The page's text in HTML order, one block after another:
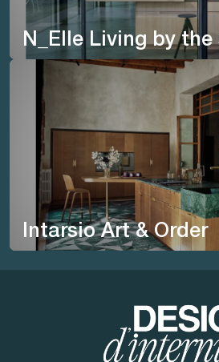
N_Elle Living by the
Intarsio Art & Order